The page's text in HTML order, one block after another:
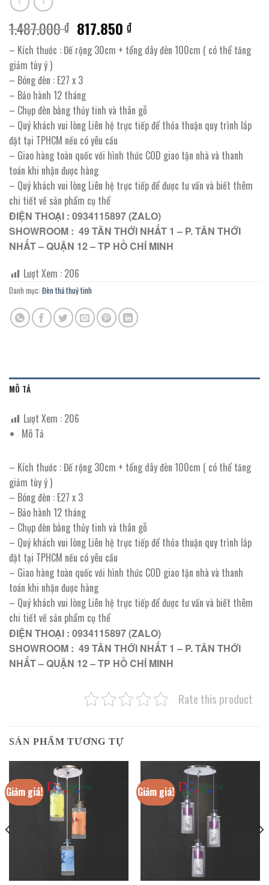
1.487.000₫ Giá
gốc
là:
1.487.000 ₫.
817.850₫Giá
hiện
tại
– Kích thước : Đế rộng 30cm + tổng dây đèn 100cm ( có thể tăng
giảm tùy ý )
– Bóng đèn : E27 x 3
– Bảo hành 12 tháng
– Chụp đèn bằng thủy tinh và thân gỗ
– Quý khách vui lòng Liên hệ trực tiếp để thỏa thuận quy trình lắp
đặt tại TPHCM nếu có yêu cầu
– Giao hàng toàn quốc với hình thức COD giao tận nhà và thanh
toán khi nhận được hàng
– Quý khách vui lòng Liên hệ trực tiếp để được tư vấn và biết thêm
chi tiết về sản phẩm cụ thể
ĐIỆN THOẠI : 0934115897 (ZALO)
SHOWROOM : 49 TÂN THỚI NHẤT 1 – P. TÂN THỚI
NHẤT – QUẬN 12 – TP HỒ CHÍ MINH
Lượt Xem : 206
Danh mục: Đèn thả thuỷ tinh
MÔ TẢ
Lượt Xem : 206
Mô Tả
– Kích thước : Đế rộng 30cm + tổng dây đèn 100cm ( có thể tăng
giảm tùy ý )
– Bóng đèn : E27 x 3
– Bảo hành 12 tháng
– Chụp đèn bằng thủy tinh và thân gỗ
– Quý khách vui lòng Liên hệ trực tiếp để thỏa thuận quy trình lắp
đặt tại TPHCM nếu có yêu cầu
– Giao hàng toàn quốc với hình thức COD giao tận nhà và thanh
toán khi nhận được hàng
– Quý khách vui lòng Liên hệ trực tiếp để được tư vấn và biết thêm
chi tiết về sản phẩm cụ thể
ĐIỆN THOẠI : 0934115897 (ZALO)
SHOWROOM : 49 TÂN THỚI NHẤT 1 – P. TÂN THỚI
NHẤT – QUẬN 12 – TP HỒ CHÍ MINH
Rate this product
SẢN PHẨM TƯƠNG TỰ
Giảm giá! Giảm giá!